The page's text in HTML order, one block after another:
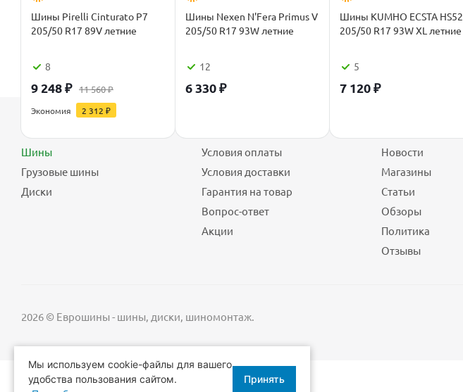
Шины Pirelli Cinturato P7
205/50 R17 89V летние
8
9 248₽ 11 560₽
Экономия 2 312 ₽
Шины Nexen N'Fera Primus V
205/50 R17 93W летние
12
6 330₽
Шины KUMHO ECSTA HS52
205/50 R17 93W XL летние
5
7 120₽
Шины
Грузовые шины
Диски
Условия оплаты
Условия доставки
Гарантия на товар
Вопрос-ответ
Акции
Новости
Магазины
Статьи
Обзоры
Политика
Отзывы
2026 © Еврошины - шины, диски, шиномонтаж.
Мы используем cookie-файлы для вашего
удобства пользования сайтом.
Принять